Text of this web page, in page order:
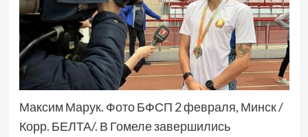
Максим Марук. Фото БФСП 2 февраля, Минск /
Корр. БЕЛТА/. В Гомеле завершились